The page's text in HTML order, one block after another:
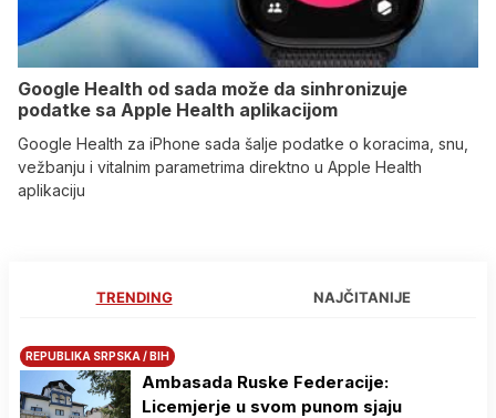
Google Health od sada može da sinhronizuje
podatke sa Apple Health aplikacijom
Google Health za iPhone sada šalje podatke o koracima, snu,
vežbanju i vitalnim parametrima direktno u Apple Health
aplikaciju
TRENDING NAJČITANIJE
REPUBLIKA SRPSKA / BIH
Ambasada Ruske Federacije:
Licemjerje u svom punom sjaju